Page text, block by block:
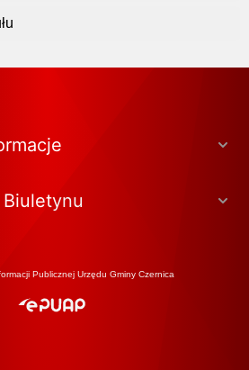
Publicznej Urzędu Gminy Czernica